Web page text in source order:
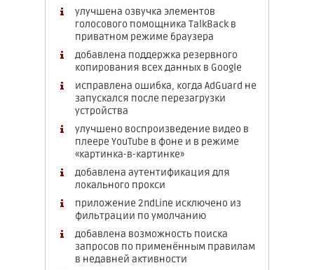
улучшена озвучка элементов
голосового помощника TalkBack в
приватном режиме браузера
добавлена ​​поддержка резервного
копирования всех данных в Google
исправлена ошибка, когда AdGuard не
запускался после перезагрузки
устройства
улучшено воспроизведение видео в
плеере YouTube в фоне и в режиме
«картинка-в-картинке»
добавлена ​​аутентификация для
локального прокси
приложение 2ndLine исключено из
фильтрации по умолчанию
добавлена ​​возможность поиска
запросов по применённым правилам
в недавней активности